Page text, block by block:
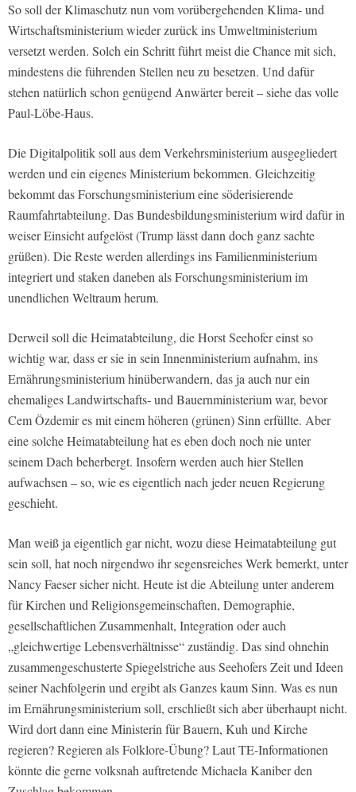
So soll der Klimaschutz nun vom vorübergehenden Klima- und
Wirtschaftsministerium wieder zurück ins Umweltministerium
versetzt werden. Solch ein Schritt führt meist die Chance mit sich,
mindestens die führenden Stellen neu zu besetzen. Und dafür
stehen natürlich schon genügend Anwärter bereit – siehe das volle
Paul-Löbe-Haus.
Die Digitalpolitik soll aus dem Verkehrsministerium ausgegliedert
werden und ein eigenes Ministerium bekommen. Gleichzeitig
bekommt das Forschungsministerium eine söderisierende
Raumfahrtabteilung. Das Bundesbildungsministerium wird dafür in
weiser Einsicht aufgelöst (Trump lässt dann doch ganz sachte
grüßen). Die Reste werden allerdings ins Familienministerium
integriert und staken daneben als Forschungsministerium im
unendlichen Weltraum herum.
Derweil soll die Heimatabteilung, die Horst Seehofer einst so
wichtig war, dass er sie in sein Innenministerium aufnahm, ins
Ernährungsministerium hinüberwandern, das ja auch nur ein
ehemaliges Landwirtschafts- und Bauernministerium war, bevor
Cem Özdemir es mit einem höheren (grünen) Sinn erfüllte. Aber
eine solche Heimatabteilung hat es eben doch noch nie unter
seinem Dach beherbergt. Insofern werden auch hier Stellen
aufwachsen – so, wie es eigentlich nach jeder neuen Regierung
geschieht.
Man weiß ja eigentlich gar nicht, wozu diese Heimatabteilung gut
sein soll, hat noch nirgendwo ihr segensreiches Werk bemerkt, unter
Nancy Faeser sicher nicht. Heute ist die Abteilung unter anderem
für Kirchen und Religionsgemeinschaften, Demographie,
gesellschaftlichen Zusammenhalt, Integration oder auch
„gleichwertige Lebensverhältnisse“ zuständig. Das sind ohnehin
zusammengeschusterte Spiegelstriche aus Seehofers Zeit und Ideen
seiner Nachfolgerin und ergibt als Ganzes kaum Sinn. Was es nun
im Ernährungsministerium soll, erschließt sich aber überhaupt nicht.
Wird dort dann eine Ministerin für Bauern, Kuh und Kirche
regieren? Regieren als Folklore-Übung? Laut TE-Informationen
könnte die gerne volksnah auftretende Michaela Kaniber den